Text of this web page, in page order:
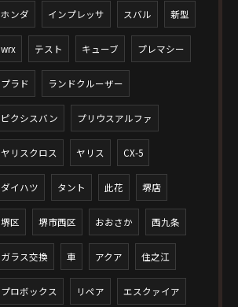
ホンダ インプレッサ スバル 新型
wrx テスト キューブ プレマシー
プラド ランドクルーザー
ピクシスバン プリウスアルファ
ヤリスクロス ヤリス CX-5
ダイハツ タント 此花 堺店
堺区 堺市西区 おおさか 西九条
ガラス交換 車 アクア 住之江
プロボックス リペア エスクァイア